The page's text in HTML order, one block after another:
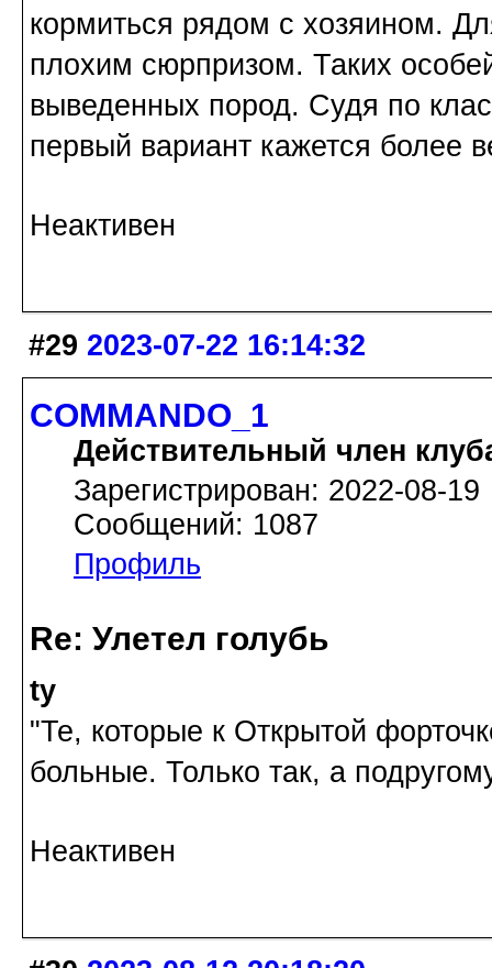
кормиться рядом с хозяином.
плохим сюрпризом. Таких
выведенных пород. Судя по
первый вариант кажется более
Неактивен
#29 2023-07-22 16:14:32
COMMANDO_1
Действительный член
Зарегистрирован: 2022-08-19
Сообщений: 1087
Профиль
Re: Улетел голубь
ty
"Те, которые к Открытой
больные. Только так, а
Неактивен